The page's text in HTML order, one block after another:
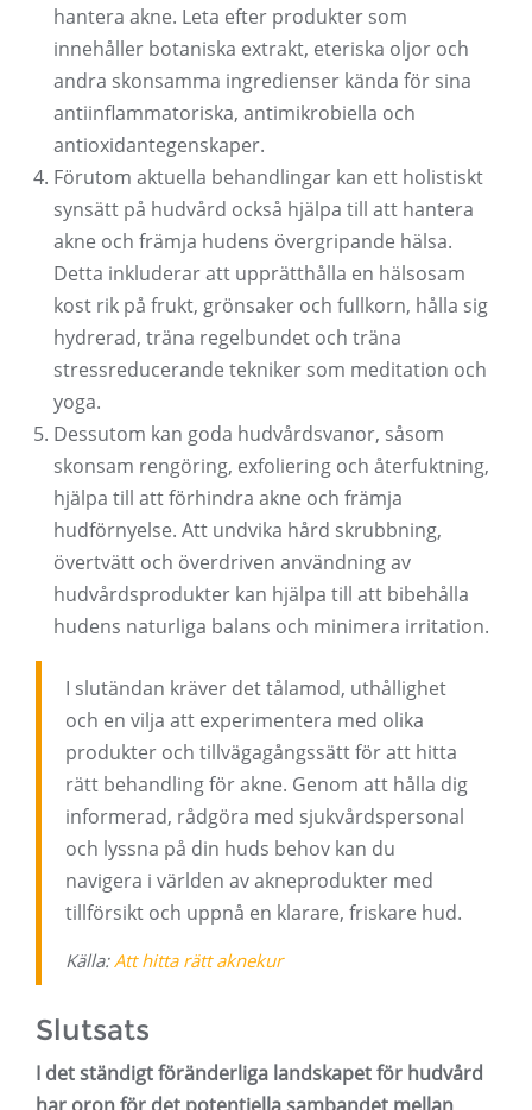
hantera akne. Leta efter produkter som
innehåller botaniska extrakt, eteriska oljor och
andra skonsamma ingredienser kända för sina
antiinflammatoriska, antimikrobiella och
antioxidantegenskaper.
Förutom aktuella behandlingar kan ett holistiskt
synsätt på hudvård också hjälpa till att hantera
akne och främja hudens övergripande hälsa.
Detta inkluderar att upprätthålla en hälsosam
kost rik på frukt, grönsaker och fullkorn, hålla sig
hydrerad, träna regelbundet och träna
stressreducerande tekniker som meditation och
yoga.
Dessutom kan goda hudvårdsvanor, såsom
skonsam rengöring, exfoliering och återfuktning,
hjälpa till att förhindra akne och främja
hudförnyelse. Att undvika hård skrubbning,
övertvätt och överdriven användning av
hudvårdsprodukter kan hjälpa till att bibehålla
hudens naturliga balans och minimera irritation.
I slutändan kräver det tålamod, uthållighet
och en vilja att experimentera med olika
produkter och tillvägagångssätt för att hitta
rätt behandling för akne. Genom att hålla dig
informerad, rådgöra med sjukvårdspersonal
och lyssna på din huds behov kan du
navigera i världen av akneprodukter med
tillförsikt och uppnå en klarare, friskare hud.
Källa:Att hitta rätt aknekur
Slutsats
I det ständigt föränderliga landskapet för hudvård